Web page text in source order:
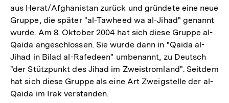
aus Herat/Afghanistan zurück und gründete eine neue
Gruppe, die später "al-Tawheed wa al-Jihad" genannt
wurde. Am 8. Oktober 2004 hat sich diese Gruppe al-
Qaida angeschlossen. Sie wurde dann in "Qaida al-
Jihad in Bilad al-Rafedeen" umbenannt, zu Deutsch
"der Stützpunkt des Jihad im Zweistromland". Seitdem
hat sich diese Gruppe als eine Art Zweigstelle der al-
Qaida im Irak verstanden.